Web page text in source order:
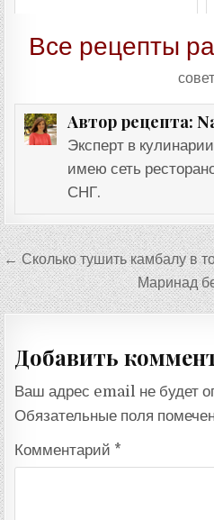
Все рецепты
Автор рецепта:
Эксперт в
имею сеть
СНГ.
Навигация
по
записям
← Сколько тушить камбалу в
Маринад
Добавить
Ваш адрес email не будет
Обязательные поля
Комментарий *